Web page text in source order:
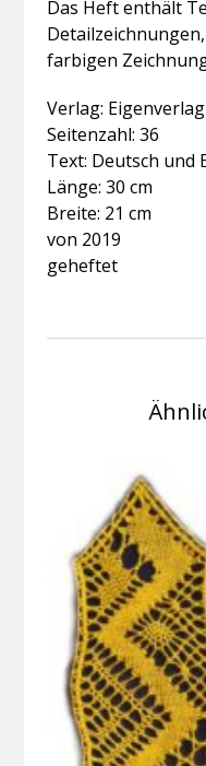
Das Heft enthält
farbigen
Verlag: Eigenverlag
Seitenzahl: 36
Text: Deutsch und
Länge: 30 cm
Breite: 21 cm
von 2019
geheftet